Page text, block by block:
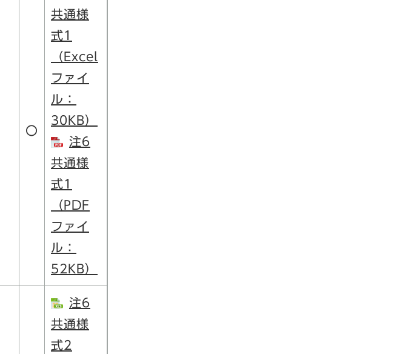
〇
共通様
式1
（Excel
ファイ
ル：
30KB）
注6
共通様
式1​
（PDF
ファイ
ル：
52KB）
注6
共通様
式2